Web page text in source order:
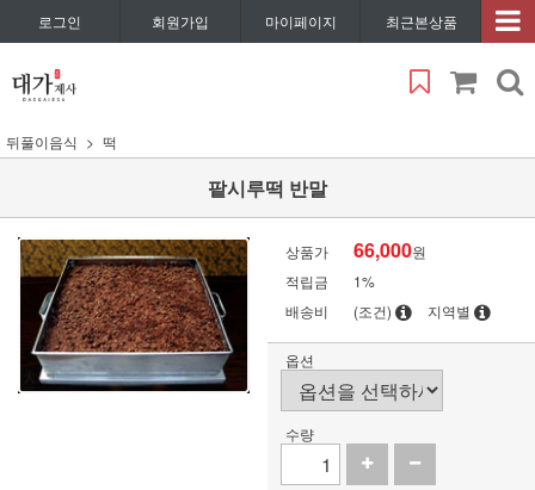
로그인 회원가입 마이페이지 최근본상품
뒤풀이음식 떡
팥시루떡 반말
상품가 66,000원
적립금
1%
배송비
(조건) 지역별
옵션
수량